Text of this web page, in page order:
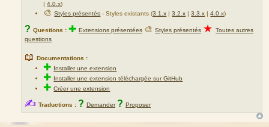
|4.0.x)
🎨Styles présentés - Styles existants (3.1.x |3.2.x |3.3.x |4.0.x)
? Questions : ✚ Extensions présentées 🎨 Styles présentés ★ Toutes autres
questions
📖 Documentations :
✚ Installer une extension
✚ Installer une extension téléchargée sur GitHub
✚Créer une extension
✍ Traductions : ? Demander ? Proposer